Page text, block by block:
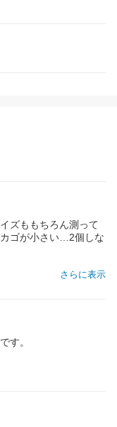
ズももちろん測って
ゴが小さい…2個しな
さらに表示
す。